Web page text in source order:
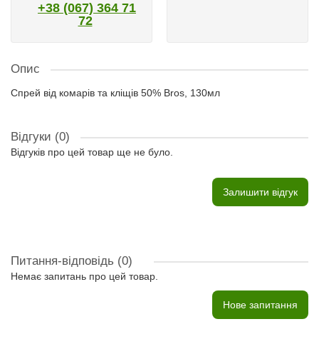
+38 (067) 364 71
72
Опис
Спрей від комарів та кліщів 50% Bros, 130мл
Відгуки (0)
Відгуків про цей товар ще не було.
Залишити відгук
Питання-відповідь (0)
Немає запитань про цей товар.
Нове запитання